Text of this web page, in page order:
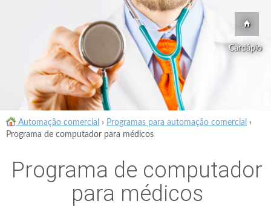
Cardápio
Automação comercial › Programas para automação comercial
›
Programa de computador para médicos
Programa de computador
para médicos